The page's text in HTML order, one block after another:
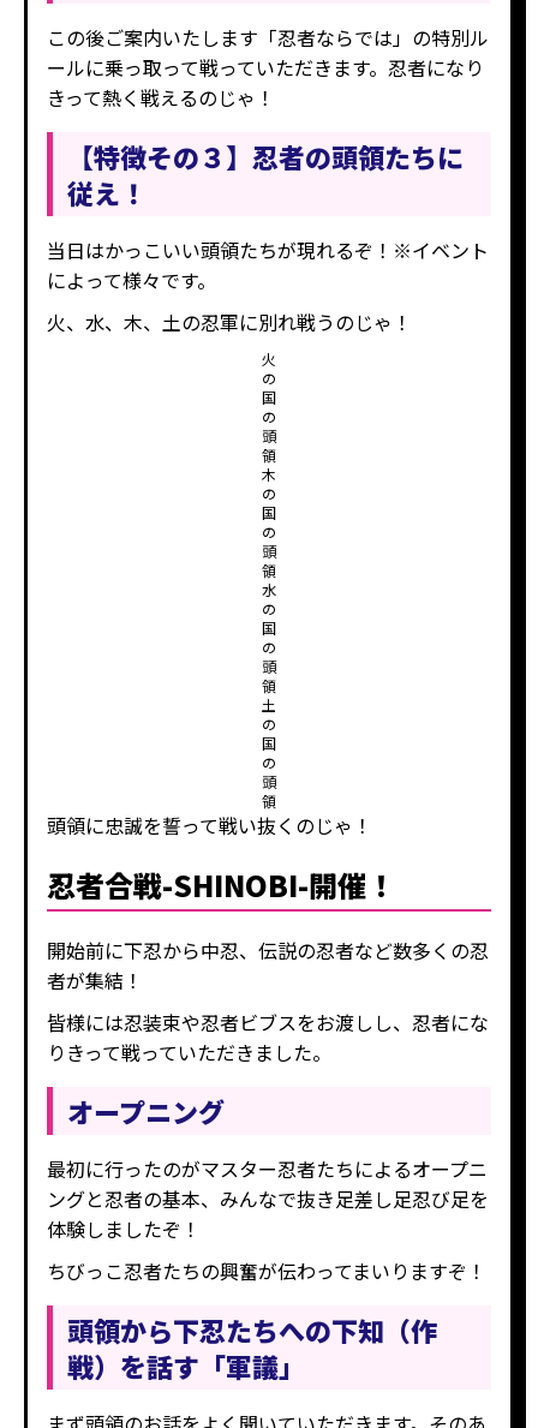
この後ご案内いたします「忍者ならでは」の特別ル
ールに乗っ取って戦っていただきます。忍者になり
きって熱く戦えるのじゃ！
【特徴その３】忍者の頭領たちに
従え！
当日はかっこいい頭領たちが現れるぞ！※イベント
によって様々です。
火、水、木、土の忍軍に別れ戦うのじゃ！
火
の
国
の
頭
領
木
の
国
の
頭
領
水
の
国
の
頭
領
土
の
国
の
頭
領
頭領に忠誠を誓って戦い抜くのじゃ！
忍者合戦-SHINOBI-開催！
開始前に下忍から中忍、伝説の忍者など数多くの忍
者が集結！
皆様には忍装束や忍者ビブスをお渡しし、忍者にな
りきって戦っていただきました。
オープニング
最初に行ったのがマスター忍者たちによるオープニ
ングと忍者の基本、みんなで抜き足差し足忍び足を
体験しましたぞ！
ちびっこ忍者たちの興奮が伝わってまいりますぞ！
頭領から下忍たちへの下知（作
戦）を話す「軍議」